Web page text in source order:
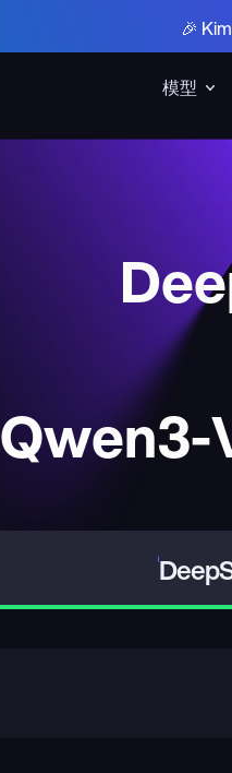
模型
🎉